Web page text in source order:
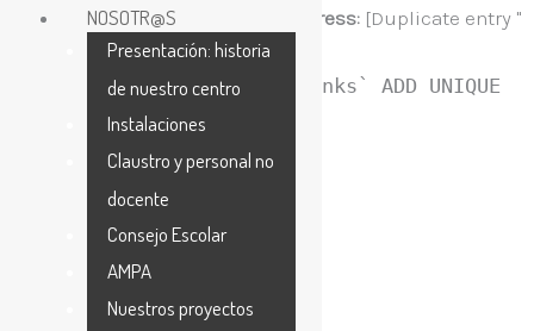
Error en la base de datos de WordPress: [Duplicate entry ''
for key 'url_hash']
ALTER TABLE `TjXXHTWbblc_links` ADD UNIQUE
KEY `url_hash` (`url_hash`)
NOSOTR@S
Presentación: historia
de nuestro centro
Instalaciones
Claustro y personal no
docente
Consejo Escolar
AMPA
Nuestros proyectos